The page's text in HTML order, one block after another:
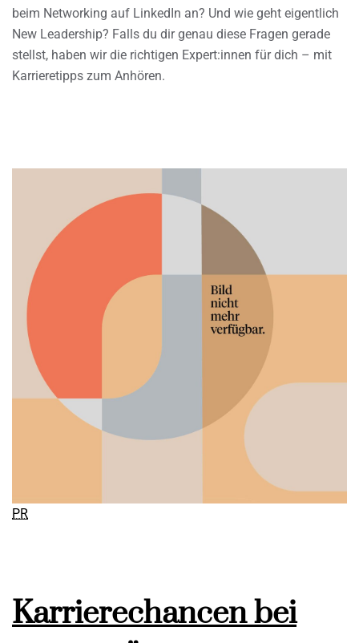
beim Networking auf LinkedIn an? Und wie geht eigentlich
New Leadership? Falls du dir genau diese Fragen gerade
stellst, haben wir die richtigen Expert:innen für dich – mit
Karrieretipps zum Anhören.
PR
Karrierechancen bei